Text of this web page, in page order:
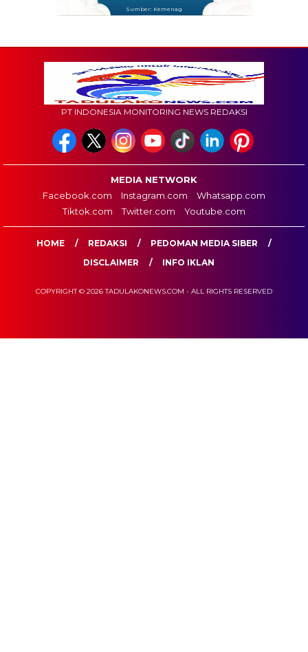
Sumber: Kemenag
PT INDONESIA MONITORING NEWS REDAKSI
MEDIA NETWORK
Facebook.com
Instagram.com
Whatsapp.com
Tiktok.com
Twitter.com Youtube.com
HOME REDAKSI
PEDOMAN MEDIA SIBER
DISCLAIMER
INFO IKLAN
COPYRIGHT © 2026 TADULAKONEWS.COM - ALL RIGHTS RESERVED